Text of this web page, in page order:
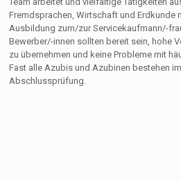
Fremdsprachen, Wirtschaft und Erdkunde
Ausbildung zum/zur Servicekaufmann/-
Bewerber/-innen sollten bereit sein, hohe
zu übernehmen und keine Probleme mit
Fast alle Azubis und Azubinen bestehen
Abschlussprüfung.